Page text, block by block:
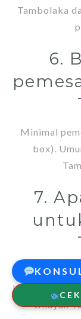
Tambolaka
6.
Minimal
box).
7.
Ya, bibit
kolam terpal,
wilayah